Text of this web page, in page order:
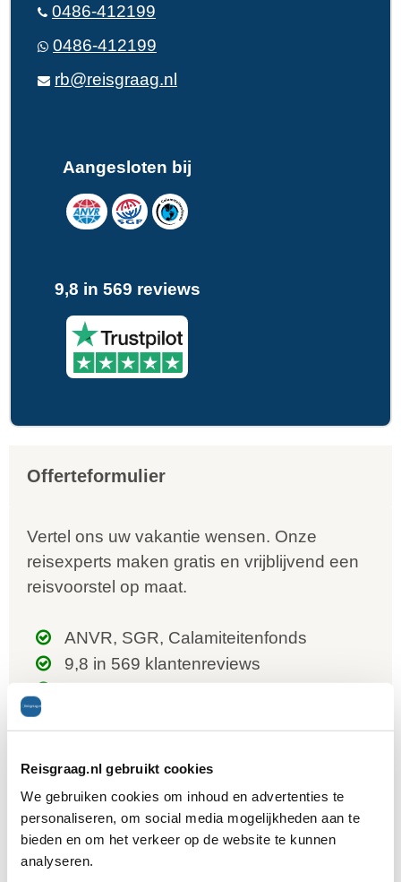
Reisgraag.nl gebruikt cookies
We gebruiken cookies om inhoud en advertenties te
personaliseren, om social media mogelijkheden aan te
bieden en om het verkeer op de website te kunnen
analyseren.
0486-412199
0486-412199
rb@reisgraag.nl
Aangesloten bij
9,8 in 569 reviews
Offerteformulier
Vertel ons uw vakantie wensen. Onze
reisexperts maken gratis en vrijblijvend een
reisvoorstel op maat.
ANVR, SGR, Calamiteitenfonds
9,8 in 569 klantenreviews
Uw gegevens